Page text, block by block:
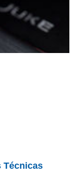
Técnicas